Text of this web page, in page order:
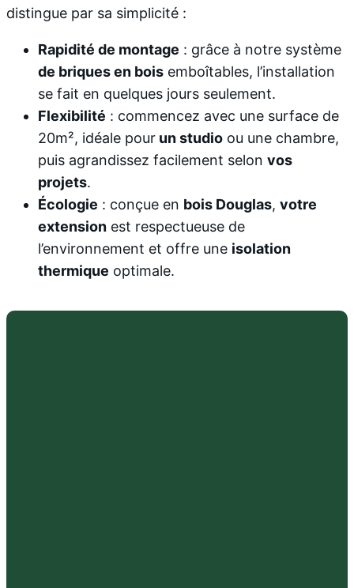
distingue par sa simplicité :
Rapidité de montage : grâce à notre système
de briques en bois emboîtables, l’installation
se fait en quelques jours seulement.
Flexibilité : commencez avec une surface de
20m², idéale pour un studio ou une chambre,
puis agrandissez facilement selon vos
projets.
Écologie : conçue en bois Douglas, votre
extension est respectueuse de
l’environnement et offre une isolation
thermique optimale.